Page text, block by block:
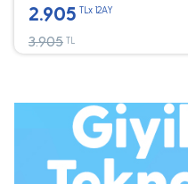
2.905 TLx 12AY
3.905 TL